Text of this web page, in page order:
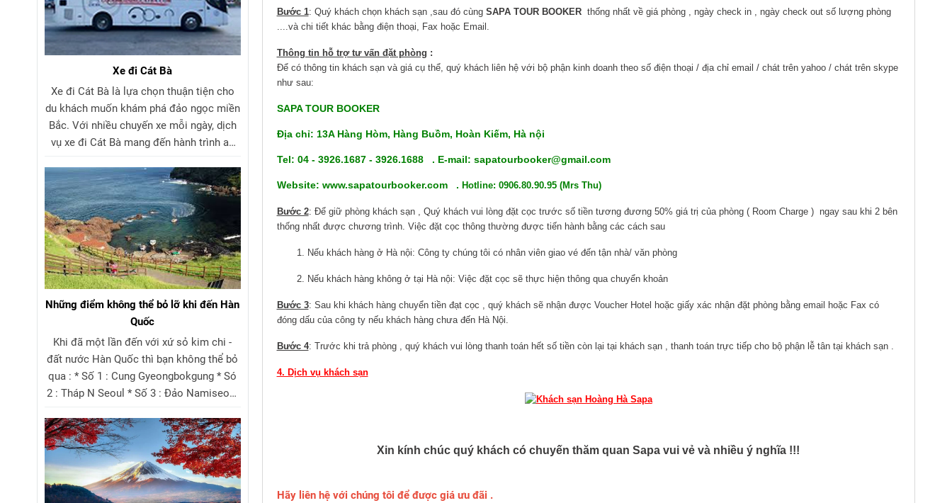
Bước 1: Quý khách chọn khách sạn ,sau đó cùng SAPA TOUR BOOKER thống nhất về giá phòng , ngày check in , ngày check out số lượng phòng
....và chi tiết khác bằng điện thoại, Fax hoặc Email.
Thông tin hỗ trợ tư vấn đặt phòng :
Để có thông tin khách sạn và giá cụ thể, quý khách liên hệ với bộ phận kinh doanh theo số điện thoại / địa chỉ email / chát trên yahoo / chát trên skype
như sau:
SAPA TOUR BOOKER
Địa chỉ: 13A Hàng Hòm, Hàng Buồm, Hoàn Kiếm, Hà nội
Tel: 04 - 3926.1687 - 3926.1688 . E-mail: sapatourbooker@gmail.com
Website: www.sapatourbooker.com . Hotline: 0906.80.90.95 (Mrs Thu)
Bước 2: Để giữ phòng khách sạn , Quý khách vui lòng đặt cọc trước số tiền tương đương 50% giá trị của phòng ( Room Charge ) ngay sau khi 2 bên
thống nhất được chương trình. Việc đặt cọc thông thường được tiến hành bằng các cách sau
1. Nếu khách hàng ở Hà nội: Công ty chúng tôi có nhân viên giao vé đến tận nhà/ văn phòng
2. Nếu khách hàng không ở tại Hà nội: Việc đặt cọc sẽ thực hiện thông qua chuyển khoản
Bước 3: Sau khi khách hàng chuyển tiền đạt cọc , quý khách sẽ nhận được Voucher Hotel hoặc giấy xác nhận đặt phòng bằng email hoặc Fax có
đóng dấu của công ty nếu khách hàng chưa đến Hà Nội.
Bước 4: Trước khi trả phòng , quý khách vui lòng thanh toán hết số tiền còn lại tại khách sạn , thanh toán trực tiếp cho bộ phận lễ tân tại khách sạn .
4. Dịch vụ khách sạn
Xin kính chúc quý khách có chuyến thăm quan Sapa vui vẻ và nhiều ý nghĩa !!!
Hãy liên hệ với chúng tôi để được giá ưu đãi .
hành trình phù hợp và tiết kiệm nhất.
Xe đi Cát Bà
Xe đi Cát Bà là lựa chọn thuận tiện cho
du khách muốn khám phá đảo ngọc miền
Bắc. Với nhiều chuyến xe mỗi ngày, dịch
vụ xe đi Cát Bà mang đến hành trình an
khách có thể dễ dàng đặt xe đi Cát Bà,
lựa chọn xe limousine đi Cát Bà hoặc xe
khách đi Cát Bà phù hợp nhu cầu. Cập
nhật giá vé xe đi Cát Bà hấp dẫn, khởi
hành linh hoạt từ Hà Nội và Hải Phòng.
Những điểm không thể bỏ lỡ khi đến Hàn
Quốc
Khi đã một lần đến với xứ sỏ kim chi -
đất nước Hàn Quốc thì bạn không thể bỏ
qua : * Số 1 : Cung Gyeongbokgung * Só
2 : Tháp N Seoul * Số 3 : Đảo Namiseom
BukChon Hahok